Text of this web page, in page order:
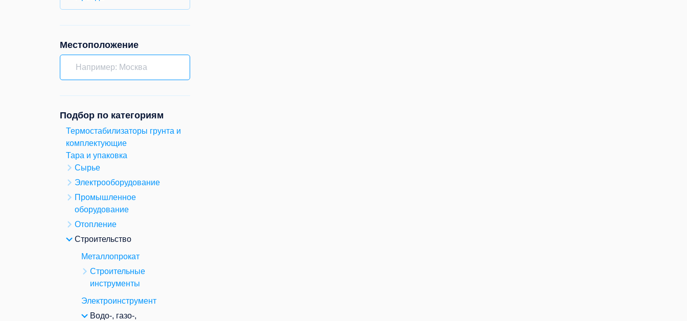
Местоположение
Подбор по категориям
Термостабилизаторы грунта и
комплектующие
Тара и упаковка
Сырье
Электрооборудование
Промышленное
оборудование
Отопление
Строительство
Металлопрокат
Строительные
инструменты
Электроинструмент
Водо-, газо-,